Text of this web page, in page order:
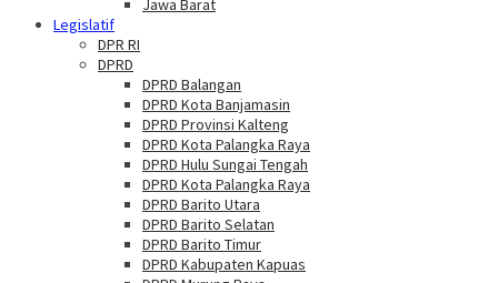
Jawa Barat
Legislatif
DPR RI
DPRD
DPRD Balangan
DPRD Kota Banjamasin
DPRD Provinsi Kalteng
DPRD Kota Palangka Raya
DPRD Hulu Sungai Tengah
DPRD Kota Palangka Raya
DPRD Barito Utara
DPRD Barito Selatan
DPRD Barito Timur
DPRD Kabupaten Kapuas